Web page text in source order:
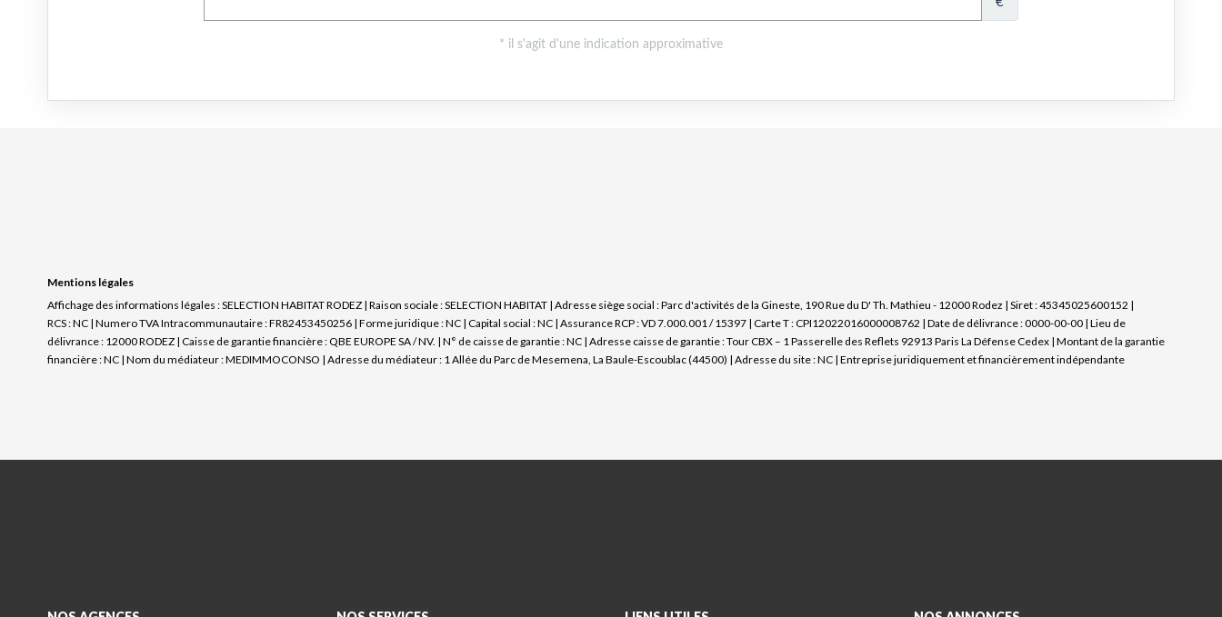
Mentions légales
Affichage des informations légales : SELECTION HABITAT RODEZ | Raison sociale : SELECTION HABITAT | Adresse siège social : Parc d'activités de la Gineste, 190 Rue du D' Th. Mathieu - 12000 Rodez | Siret : 45345025600152 |
RCS : NC | Numero TVA Intracommunautaire : FR82453450256 | Forme juridique : NC | Capital social : NC | Assurance RCP : VD 7.000.001 / 15397 | Carte T : CPI12022016000008762 | Date de délivrance : 0000-00-00 | Lieu de
délivrance : 12000 RODEZ | Caisse de garantie financière : QBE EUROPE SA / NV. | N° de caisse de garantie : NC | Adresse caisse de garantie : Tour CBX – 1 Passerelle des Reflets 92913 Paris La Défense Cedex | Montant de la garantie
financière : NC | Nom du médiateur : MEDIMMOCONSO | Adresse du médiateur : 1 Allée du Parc de Mesemena, La Baule-Escoublac (44500) | Adresse du site : NC | Entreprise juridiquement et financièrement indépendante